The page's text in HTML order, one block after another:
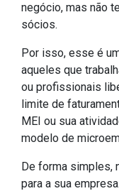
negócio, mas não
sócios.
Por isso, esse é
aqueles que
ou profissionais
limite de
MEI ou sua
modelo de
De forma simples,
para a sua empresa.